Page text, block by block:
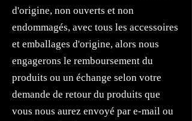
d'origine, non ouverts et non
endommagés, avec tous les accessoires
et emballages d'origine, alors nous
engagerons le remboursement du
produits ou un échange selon votre
demande de retour du produits que
vous nous aurez envoyé par e-mail ou